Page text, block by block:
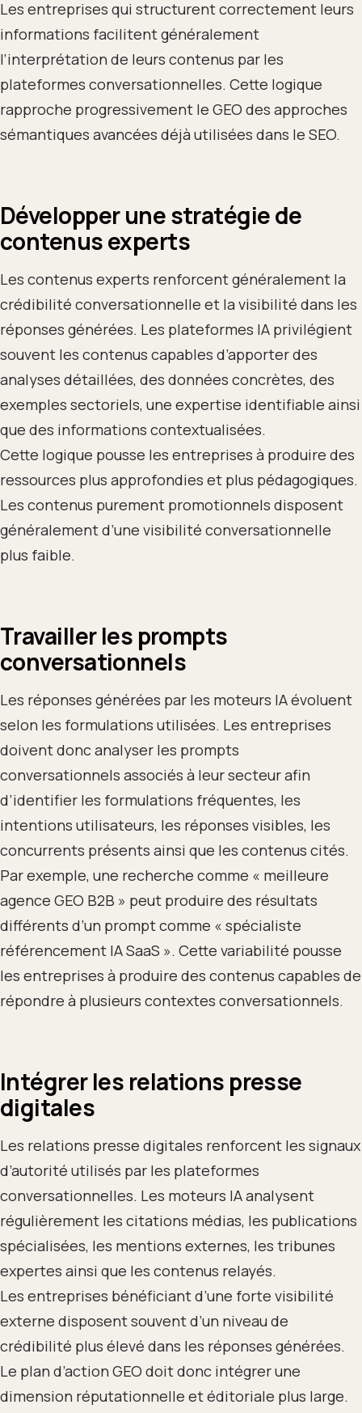
Les entreprises qui structurent correctement leurs
informations facilitent généralement
l’interprétation de leurs contenus par les
plateformes conversationnelles. Cette logique
rapproche progressivement le GEO des approches
sémantiques avancées déjà utilisées dans le SEO.
Développer une stratégie de
contenus experts
Les contenus experts renforcent généralement la
crédibilité conversationnelle et la visibilité dans les
réponses générées. Les plateformes IA privilégient
souvent les contenus capables d’apporter des
analyses détaillées, des données concrètes, des
exemples sectoriels, une expertise identifiable ainsi
que des informations contextualisées.
Cette logique pousse les entreprises à produire des
ressources plus approfondies et plus pédagogiques.
Les contenus purement promotionnels disposent
généralement d’une visibilité conversationnelle
plus faible.
Travailler les prompts
conversationnels
Les réponses générées par les moteurs IA évoluent
selon les formulations utilisées. Les entreprises
doivent donc analyser les prompts
conversationnels associés à leur secteur afin
d’identifier les formulations fréquentes, les
intentions utilisateurs, les réponses visibles, les
concurrents présents ainsi que les contenus cités.
Par exemple, une recherche comme « meilleure
agence GEO B2B » peut produire des résultats
différents d’un prompt comme « spécialiste
référencement IA SaaS ». Cette variabilité pousse
les entreprises à produire des contenus capables de
répondre à plusieurs contextes conversationnels.
Intégrer les relations presse
digitales
Les relations presse digitales renforcent les signaux
d’autorité utilisés par les plateformes
conversationnelles. Les moteurs IA analysent
régulièrement les citations médias, les publications
spécialisées, les mentions externes, les tribunes
expertes ainsi que les contenus relayés.
Les entreprises bénéficiant d’une forte visibilité
externe disposent souvent d’un niveau de
crédibilité plus élevé dans les réponses générées.
Le plan d’action GEO doit donc intégrer une
dimension réputationnelle et éditoriale plus large.